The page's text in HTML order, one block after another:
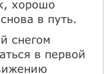
хорошо
в путь.
снегом
в первой